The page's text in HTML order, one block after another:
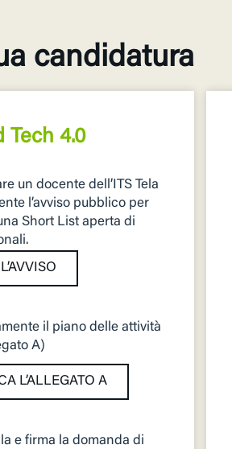
candidatura
Tech 4.0
un docente dell’ITS Tela
l’avviso pubblico per
Short List aperta di
il piano delle attività
A)
L’ALLEGATO A
e firma la domanda di